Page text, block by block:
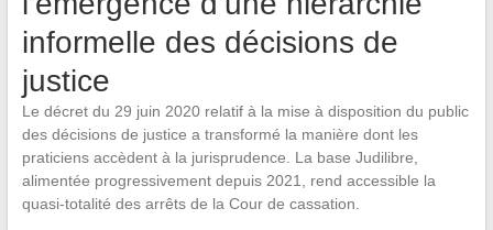
informelle des décisions de
justice
Le décret du 29 juin 2020 relatif à la mise à disposition du public
des décisions de justice a transformé la manière dont les
praticiens accèdent à la jurisprudence. La base Judilibre,
alimentée progressivement depuis 2021, rend accessible la
quasi-totalité des arrêts de la Cour de cassation.